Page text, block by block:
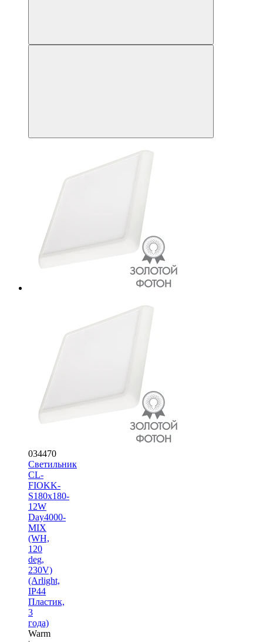
034470
Светильник
CL-
FIOKK-
S180x180-
12W
Day4000-
MIX
(WH,
120
deg,
230V)
(Arlight,
IP44
Пластик,
3
года)
Warm